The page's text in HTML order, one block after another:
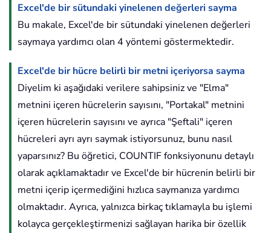
Excel'de bir sütundaki yinelenen değerleri sayma
Bu makale, Excel'de bir sütundaki yinelenen değerleri
saymaya yardımcı olan 4 yöntemi göstermektedir.
Excel'de bir hücre belirli bir metni içeriyorsa sayma
Diyelim ki aşağıdaki verilere sahipsiniz ve "Elma"
metnini içeren hücrelerin sayısını, "Portakal" metnini
içeren hücrelerin sayısını ve ayrıca "Şeftali" içeren
hücreleri ayrı ayrı saymak istiyorsunuz, bunu nasıl
yaparsınız? Bu öğretici, COUNTIF fonksiyonunu detaylı
olarak açıklamaktadır ve Excel'de bir hücrenin belirli bir
metni içerip içermediğini hızlıca saymanıza yardımcı
olmaktadır. Ayrıca, yalnızca birkaç tıklamayla bu işlemi
kolayca gerçekleştirmenizi sağlayan harika bir özellik